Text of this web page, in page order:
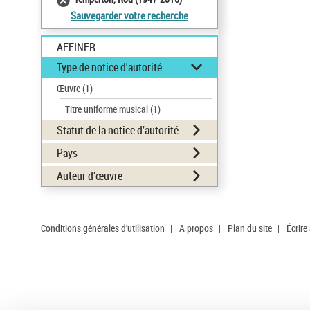
Sauvegarder votre recherche
AFFINER
Type de notice d'autorité
Œuvre(1)
Titre uniforme musical(1)
Statut de la notice d’autorité
Pays
Auteur d’œuvre
Conditions générales d'utilisation | A propos | Plan du site |